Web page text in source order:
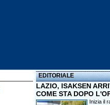
EDITORIALE
LAZIO, ISAKSEN
COME STA DOPO
Inizia il